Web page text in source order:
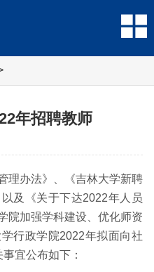
年招聘教师
理办法》、《吉林大学新聘
及《关于下达2022年人员
院加强学科建设、优化师资
行政学院2022年拟面向社
宜公布如下：